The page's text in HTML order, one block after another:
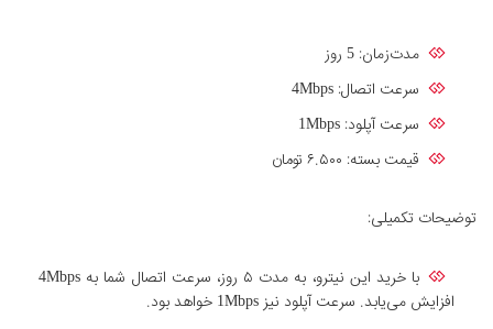
مدت‌زمان: 5 روز
سرعت اتصال: 4Mbps
سرعت آپلود: 1Mbps
قیمت بسته: ۶.۵۰۰ تومان
توضیحات تکمیلی:
با خرید این نیترو، به مدت ۵ روز، سرعت اتصال شما به 4Mbps
افزایش می‌یابد. سرعت آپلود نیز 1Mbps خواهد بود.